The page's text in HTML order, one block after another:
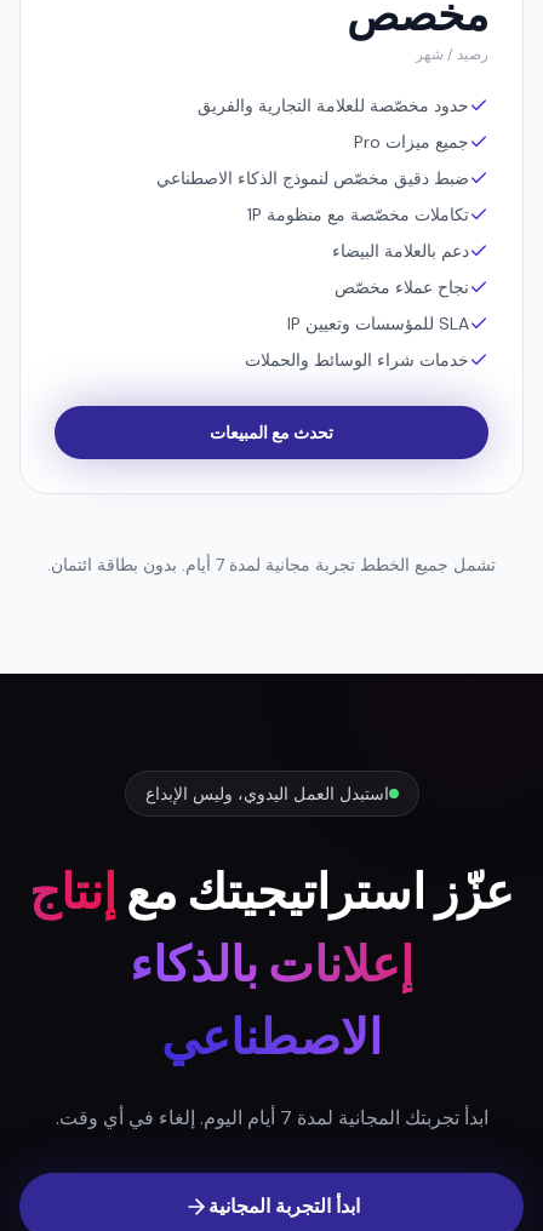
إنتربرايز
لفرق التسويق على نطاق واسع.
مخصص
رصيد / شهر
حدود مخصّصة للعلامة التجارية والفريق
جميع ميزات Pro
ضبط دقيق مخصّص لنموذج الذكاء الاصطناعي
تكاملات مخصّصة مع منظومة 1P
دعم بالعلامة البيضاء
خدمات شراء الوسائط والحملات
استبدل العمل اليدوي، وليس الإبداع
عزّز استراتيجيتك مع
إعلانات بالذكاء
الاصطناعي
ابدأ تجربتك المجانية لمدة 7 أيام اليوم. إلغاء في أي وقت.